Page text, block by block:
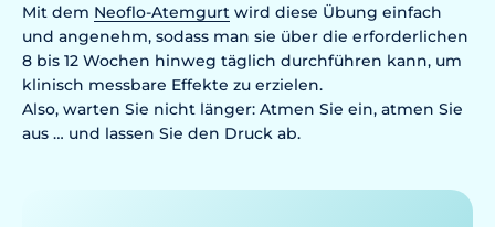
Mit dem Neoflo-Atemgurt wird diese Übung einfach
und angenehm, sodass man sie über die erforderlichen
8 bis 12 Wochen hinweg täglich durchführen kann, um
klinisch messbare Effekte zu erzielen.
Also, warten Sie nicht länger: Atmen Sie ein, atmen Sie
aus … und lassen Sie den Druck ab.